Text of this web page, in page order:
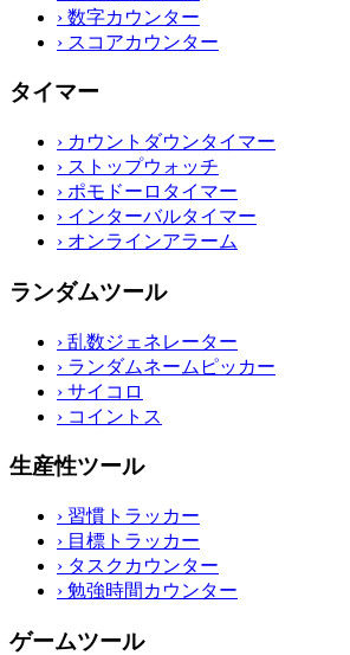
› 数字カウンター
› スコアカウンター
タイマー
› カウントダウンタイマー
› ストップウォッチ
› ポモドーロタイマー
› インターバルタイマー
› オンラインアラーム
ランダムツール
› 乱数ジェネレーター
› ランダムネームピッカー
› サイコロ
› コイントス
生産性ツール
› 習慣トラッカー
› 目標トラッカー
› タスクカウンター
› 勉強時間カウンター
ゲームツール